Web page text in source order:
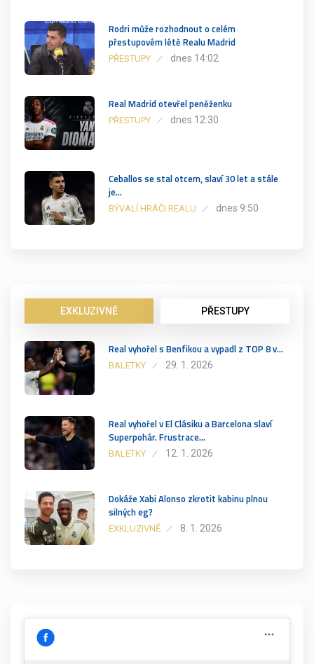
Rodri může rozhodnout o celém
přestupovém létě Realu Madrid
PŘESTUPY dnes 14:02
Real Madrid otevřel peněženku
PŘESTUPY dnes 12:30
Ceballos se stal otcem, slaví 30 let a stále
je…
BÝVALÍ HRÁČI REALU dnes 9:50
EXKLUZIVNĚ PŘESTUPY
Real vyhořel s Benfikou a vypadl z TOP 8 v…
BALETKY 29. 1. 2026
Real vyhořel v El Clásiku a Barcelona slaví
Superpohár. Frustrace…
BALETKY 12. 1. 2026
Dokáže Xabi Alonso zkrotit kabinu plnou
silných eg?
EXKLUZIVNĚ 8. 1. 2026